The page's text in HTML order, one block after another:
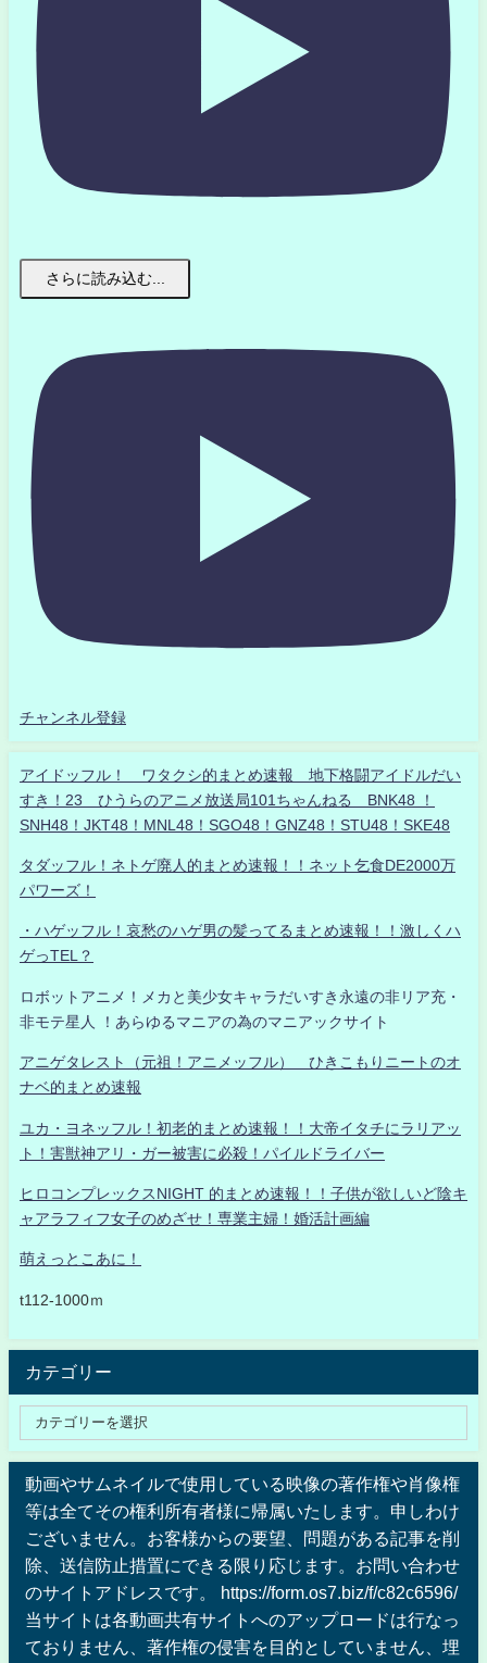
さらに読み込む...
チャンネル登録
アイドッフル！ ワタクシ的まとめ速報 地下格闘アイドルだい
すき！23 ひうらのアニメ放送局101ちゃんねる BNK48 ！
SNH48！JKT48！MNL48！SGO48！GNZ48！STU48！SKE48
タダッフル！ネトゲ廃人的まとめ速報！！ネット乞食DE2000万
パワーズ！
・ハゲッフル！哀愁のハゲ男の髪ってるまとめ速報！！激しくハ
ゲっTEL？
ロボットアニメ！メカと美少女キャラだいすき永遠の非リア充・
非モテ星人 ！あらゆるマニアの為のマニアックサイト
アニゲタレスト（元祖！アニメッフル） ひきこもりニートのオ
ナベ的まとめ速報
ユカ・ヨネッフル！初老的まとめ速報！！大帝イタチにラリアッ
ト！害獣神アリ・ガー被害に必殺！パイルドライバー
ヒロコンプレックスNIGHT 的まとめ速報！！子供が欲しいど陰キ
ャアラフィフ女子のめざせ！専業主婦！婚活計画編
萌えっとこあに！
t112-1000ｍ
カテゴリー
動画やサムネイルで使用している映像の著作権や肖像権
等は全てその権利所有者様に帰属いたします。申しわけ
ございません。お客様からの要望、問題がある記事を削
除、送信防止措置にできる限り応じます。お問い合わせ
のサイトアドレスです。 https://form.os7.biz/f/c82c6596/
当サイトは各動画共有サイトへのアップロードは行なっ
ておりません、著作権の侵害を目的としていません、埋